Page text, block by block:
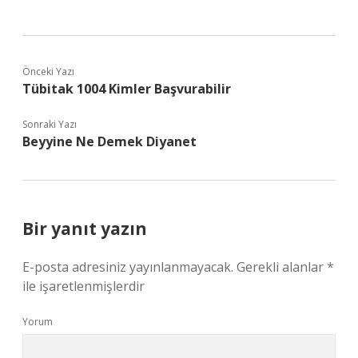
Önceki Yazı
Tübitak 1004 Kimler Başvurabilir
Sonraki Yazı
Beyyine Ne Demek Diyanet
Bir yanıt yazın
E-posta adresiniz yayınlanmayacak. Gerekli alanlar*
ile işaretlenmişlerdir
Yorum